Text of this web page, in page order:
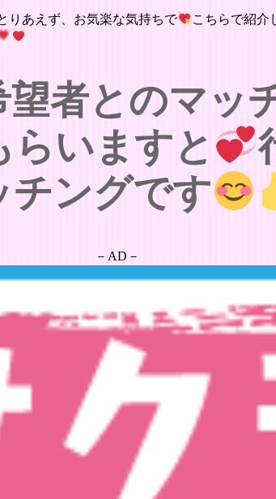
りあえず、お気楽な気持ちで こちらで紹介
者とのマッ
らいますと
チングです
－AD－